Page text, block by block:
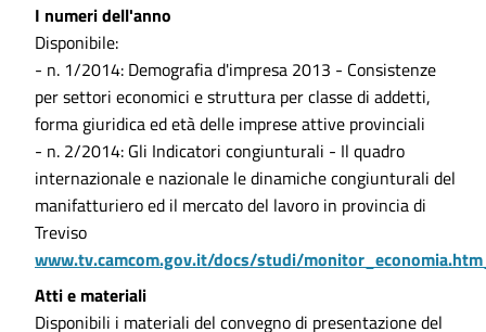
I numeri dell'anno
Disponibile:
- n. 1/2014: Demografia d'impresa 2013 - Consistenze
per settori economici e struttura per classe di addetti,
forma giuridica ed età delle imprese attive provinciali
- n. 2/2014: Gli Indicatori congiunturali - Il quadro
internazionale e nazionale le dinamiche congiunturali del
manifatturiero ed il mercato del lavoro in provincia di
Treviso
www.tv.camcom.gov.it/docs/studi/
Atti e materiali
Disponibili i materiali del convegno di presentazione del